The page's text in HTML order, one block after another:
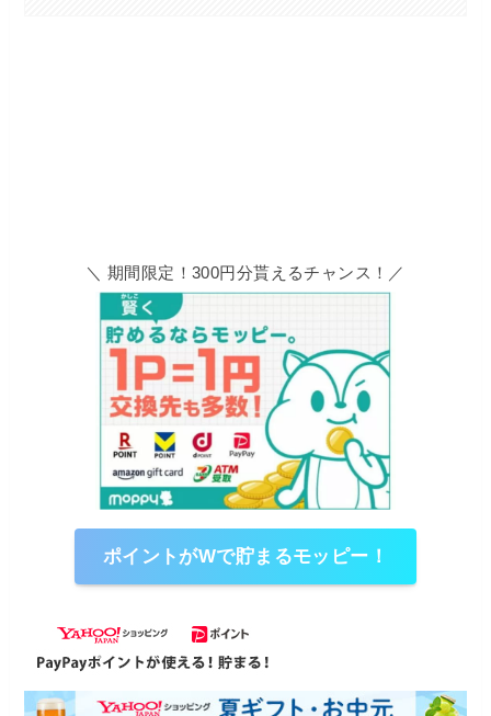
＼ 期間限定！300円分貰えるチャンス！／
ポイントがWで貯まるモッピー！